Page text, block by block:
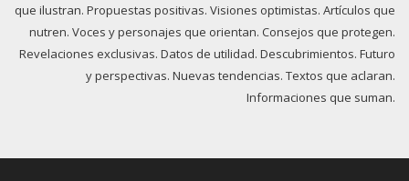
que ilustran. Propuestas positivas. Visiones optimistas. Artículos que
nutren. Voces y personajes que orientan. Consejos que protegen.
Revelaciones exclusivas. Datos de utilidad. Descubrimientos. Futuro
y perspectivas. Nuevas tendencias. Textos que aclaran.
Informaciones que suman.